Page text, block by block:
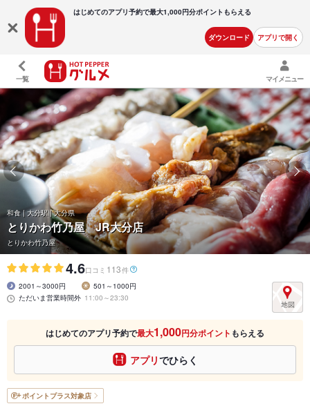
はじめてのアプリ予約で最大1,000円分ポイントもらえる
ダウンロード アプリで開く
一覧 マイメニュー
和食 | 大分駅 | 大分県
とりかわ竹乃屋 JR大分店
とりかわ竹乃屋
4.6口コミ 113件
2001～3000円
501～1000円
ただいま営業時間外 11:00～23:30
はじめてのアプリ予約で最大1,000円分ポイント もらえる
アプリでひらく
ポイントプラス対象店